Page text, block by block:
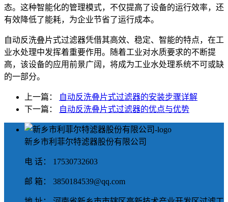
态。这种智能化的管理模式，不仅提高了设备的运行效率，还
有效降低了能耗，为企业节省了运行成本。
自动反洗叠片式过滤器凭借其高效、稳定、智能的特点，在工
业水处理中发挥着重要作用。随着工业对水质要求的不断提
高，该设备的应用前景广阔，将成为工业水处理系统不可或缺
的一部分。
上一篇：
自动反洗叠片式过滤器的安装步骤详解
下一篇：
自动反洗叠片式过滤器的优点与优势
新乡市利菲尔特滤器股份有限公司
电 话： 17530732603
邮 箱： 3850184539@qq.com